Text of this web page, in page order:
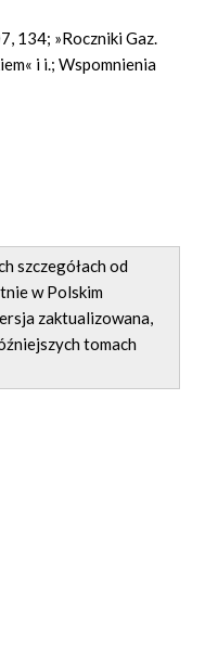
134; »Roczniki Gaz.
i i.; Wspomnienia
szczegółach od
w Polskim
zaktualizowana,
tomach